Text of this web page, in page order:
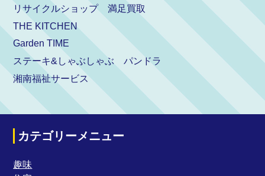
リサイクルショップ 満足買取
THE KITCHEN
Garden TIME
ステーキ&しゃぶしゃぶ パンドラ
湘南福祉サービス
カテゴリーメニュー
趣味